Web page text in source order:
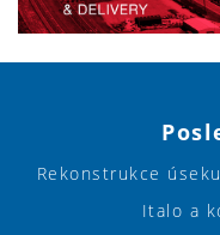
Rekonstrukce
Italo a